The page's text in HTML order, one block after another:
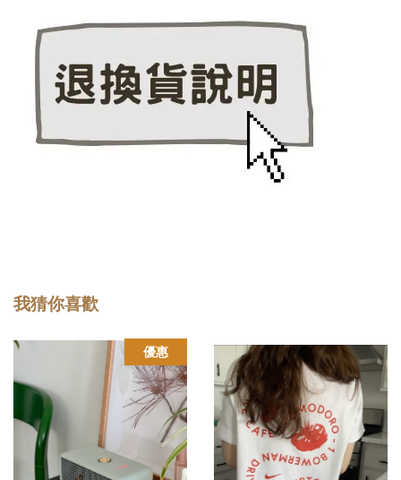
我猜你喜歡
優惠